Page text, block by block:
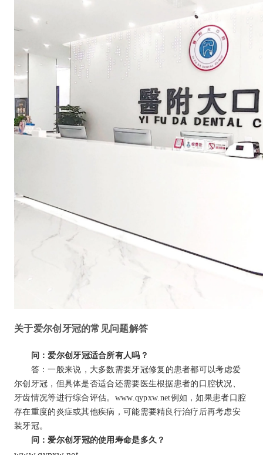
关于爱尔创牙冠的常见问题解答
问：爱尔创牙冠适合所有人吗？
答：一般来说，大多数需要牙冠修复的患者都可以考虑爱
尔创牙冠，但具体是否适合还需要医生根据患者的口腔状况、
牙齿情况等进行综合评估。www.qypxw.net例如，如果患者口腔
存在重度的炎症或其他疾病，可能需要精良行治疗后再考虑安
装牙冠。
问：爱尔创牙冠的使用寿命是多久？